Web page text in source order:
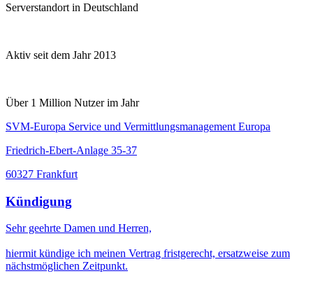
Serverstandort in Deutschland
Aktiv seit dem Jahr 2013
Über 1 Million Nutzer im Jahr
SVM-Europa Service und Vermittlungsmanagement Europa
Friedrich-Ebert-Anlage 35-37
60327 Frankfurt
Kündigung
Sehr geehrte Damen und Herren,
hiermit kündige ich meinen Vertrag fristgerecht, ersatzweise zum
nächstmöglichen Zeitpunkt.